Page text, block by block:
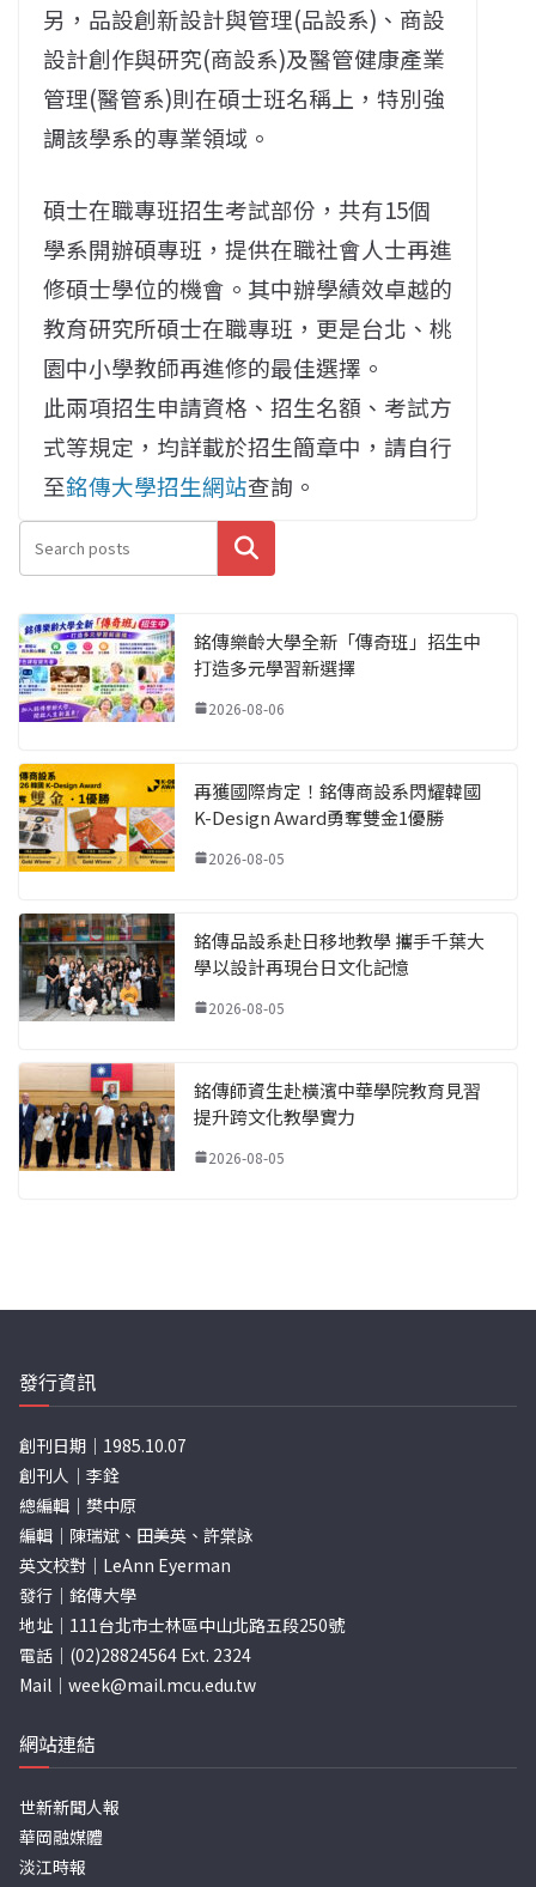
另，品設創新設計與管理(品設系)、商設
設計創作與研究(商設系)及醫管健康產業
管理(醫管系)則在碩士班名稱上，特別強
調該學系的專業領域。
碩士在職專班招生考試部份，共有15個
學系開辦碩專班，提供在職社會人士再進
修碩士學位的機會。其中辦學績效卓越的
教育研究所碩士在職專班，更是台北、桃
園中小學教師再進修的最佳選擇。
此兩項招生申請資格、招生名額、考試方
式等規定，均詳載於招生簡章中，請自行
至銘傳大學招生網站查詢。
搜尋
銘傳樂齡大學全新「傳奇班」招生中
打造多元學習新選擇
2026-08-06
再獲國際肯定！銘傳商設系閃耀韓國
K-Design Award勇奪雙金1優勝
2026-08-05
銘傳品設系赴日移地教學 攜手千葉大
學以設計再現台日文化記憶
2026-08-05
銘傳師資生赴橫濱中華學院教育見習
提升跨文化教學實力
2026-08-05
發行資訊
創刊日期｜1985.10.07
創刊人｜李銓
總編輯｜樊中原
編輯｜陳瑞斌、田美英、許棠詠
英文校對｜LeAnn Eyerman
發行｜銘傳大學
地址｜111台北市士林區中山北路五段250號
電話｜(02)28824564 Ext. 2324
Mail｜ week@mail.mcu.edu.tw
網站連結
世新新聞人報
華岡融媒體
淡江時報